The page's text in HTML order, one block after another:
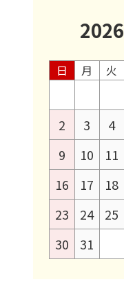
2026
日
月 火
2
3 4
9
10 11
16
17 18
23
24 25
30
31